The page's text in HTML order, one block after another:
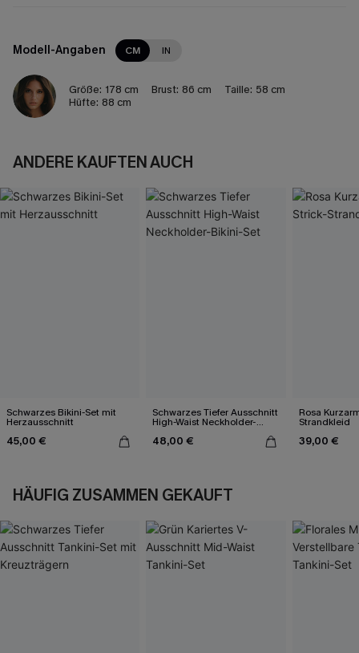
Modell-Angaben CM IN
Größe: 178 cm Brust: 86 cm Taille: 58 cm
Hüfte: 88 cm
ANDERE KAUFTEN AUCH
Schwarzes Bikini-Set mit
Herzausschnitt
45,00 €
Schwarzes Tiefer Ausschnitt
High-Waist Neckholder-
Bikini-Set
48,00 €
Rosa
Strandkleid
39,00 €
HÄUFIG ZUSAMMEN GEKAUFT